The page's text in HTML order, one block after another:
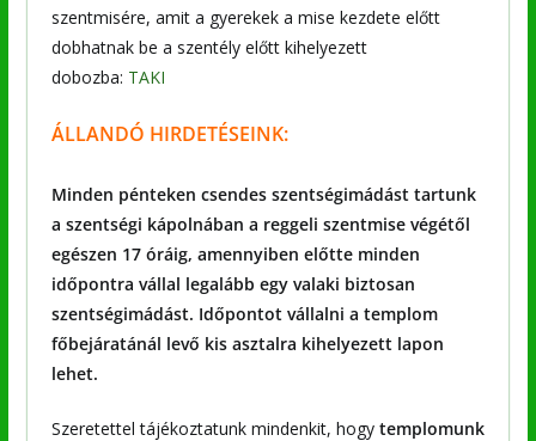
szentmisére, amit a gyerekek a mise kezdete előtt
dobhatnak be a szentély előtt kihelyezett
dobozba: TAKI
ÁLLANDÓ HIRDETÉSEINK:
Minden pénteken csendes szentségimádást tartunk
a szentségi kápolnában a reggeli szentmise végétől
egészen 17 óráig, amennyiben előtte minden
időpontra vállal legalább egy valaki biztosan
szentségimádást. Időpontot vállalni a templom
főbejáratánál levő kis asztalra kihelyezett lapon
lehet.
Szeretettel tájékoztatunk mindenkit, hogy templomunk